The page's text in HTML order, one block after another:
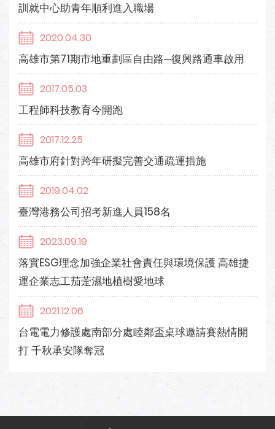
訓就中心助青年順利進入職場
2020.04.30
高雄市第71期市地重劃區自由路─復興路通車啟用
2017.05.03
工程師科技教育今開跑
2017.12.25
高雄市府針對跨年研擬完善交通疏運措施
2019.04.02
臺灣港務公司招考新進人員158名
2023.09.19
落實ESG理念加強企業社會責任與環境保護 高雄捷
運企業志工茄萣濕地植樹愛地球
2021.12.06
台電電力修護處南部分處睦鄰盃桌球邀請賽熱情開
打 千秋承安隊奪冠